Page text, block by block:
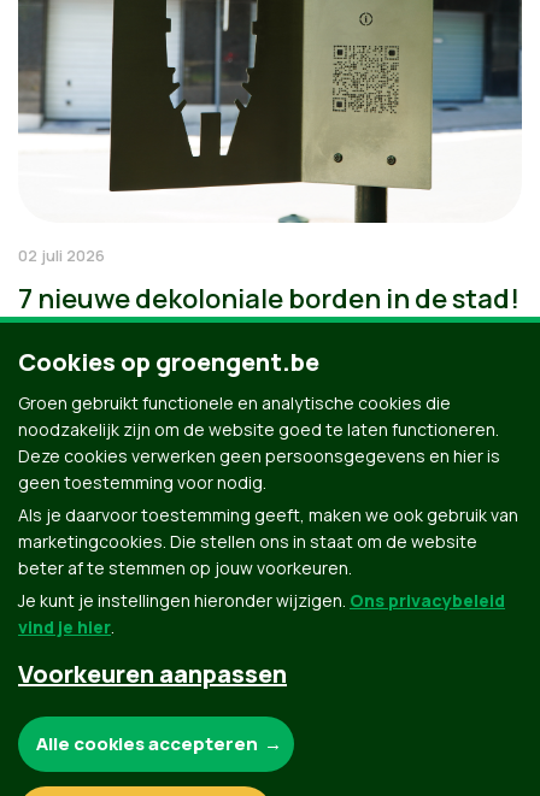
02 juli 2026
7 nieuwe dekoloniale borden in de stad!
Groen.be
Contact Privacybeleid
Cookies op groengent.be
Groen gebruikt functionele en analytische cookies die
noodzakelijk zijn om de website goed te laten functioneren.
Deze cookies verwerken geen persoonsgegevens en hier is
geen toestemming voor nodig.
Als je daarvoor toestemming geeft, maken we ook gebruik van
marketingcookies. Die stellen ons in staat om de website
beter af te stemmen op jouw voorkeuren.
Je kunt je instellingen hieronder wijzigen. Ons privacybeleid
vind je hier.
Voorkeuren aanpassen
Alle cookies accepteren